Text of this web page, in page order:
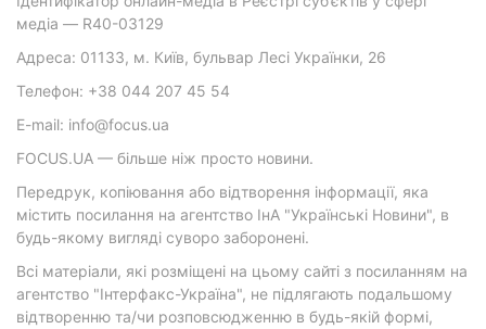
медіа — R40-03129
Адреса: 01133, м. Київ, бульвар Лесі Українки, 26
Телефон: +38 044 207 45 54
E-mail: info@focus.ua
FOCUS.UA — більше ніж просто новини.
Передрук, копіювання або відтворення інформації, яка
містить посилання на агентство ІнА "Українські Новини", в
будь-якому вигляді суворо заборонені.
Всі матеріали, які розміщені на цьому сайті з посиланням на
агентство "Інтерфакс-Україна", не підлягають подальшому
відтворенню та/чи розповсюдженню в будь-якій формі,